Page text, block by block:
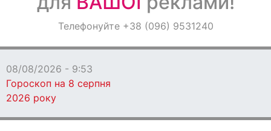
ОголошенняТелефонуйте +38 (096) 9531240
08/08/2026 - 9:53
Гороскоп на 8 серпня
2026 року